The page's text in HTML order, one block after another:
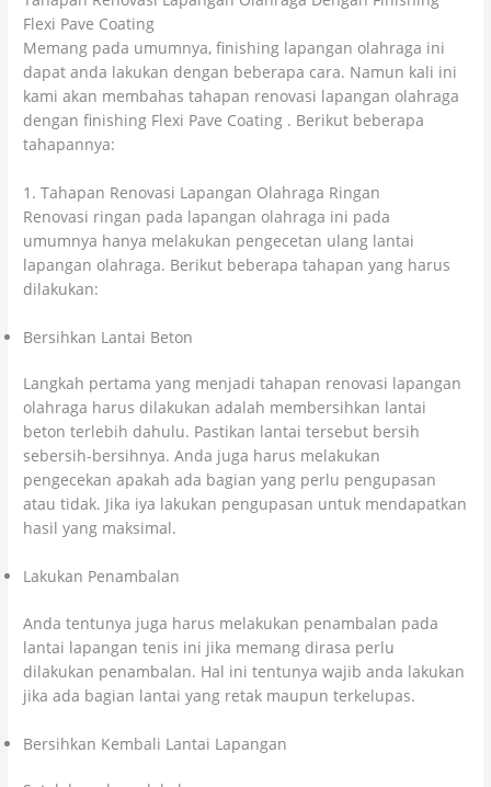
Flexi Pave Coating
Memang pada umumnya, finishing lapangan olahraga ini
dapat anda lakukan dengan beberapa cara. Namun kali ini
kami akan membahas tahapan renovasi lapangan olahraga
dengan finishing Flexi Pave Coating . Berikut beberapa
tahapannya:
1. Tahapan Renovasi Lapangan Olahraga Ringan
Renovasi ringan pada lapangan olahraga ini pada
umumnya hanya melakukan pengecetan ulang lantai
lapangan olahraga. Berikut beberapa tahapan yang harus
dilakukan:
Bersihkan Lantai Beton
Langkah pertama yang menjadi tahapan renovasi lapangan
olahraga harus dilakukan adalah membersihkan lantai
beton terlebih dahulu. Pastikan lantai tersebut bersih
sebersih-bersihnya. Anda juga harus melakukan
pengecekan apakah ada bagian yang perlu pengupasan
atau tidak. Jika iya lakukan pengupasan untuk mendapatkan
hasil yang maksimal.
Lakukan Penambalan
Anda tentunya juga harus melakukan penambalan pada
lantai lapangan tenis ini jika memang dirasa perlu
dilakukan penambalan. Hal ini tentunya wajib anda lakukan
jika ada bagian lantai yang retak maupun terkelupas.
Bersihkan Kembali Lantai Lapangan